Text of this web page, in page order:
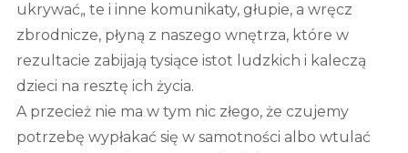
ukrywać„ te i inne komunikaty, głupie, a wręcz
zbrodnicze, płyną z naszego wnętrza, które w
rezultacie zabijają tysiące istot ludzkich i kaleczą
dzieci na resztę ich życia.
A przecież nie ma w tym nic złego, że czujemy
potrzebę wypłakać się w samotności albo wtulać